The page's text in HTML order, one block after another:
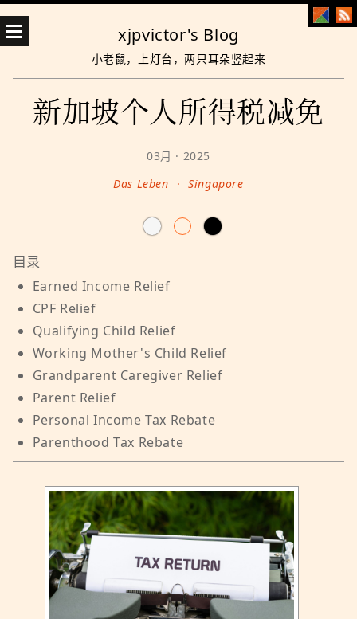
xjpvictor's Blog
小老鼠，上灯台，两只耳朵竖起来
新加坡个人所得税减免
03月 · 2025
Das Leben
· Singapore
Earned Income Relief
CPF Relief
Qualifying Child Relief
Working Mother's Child Relief
Grandparent Caregiver Relief
Parent Relief
Personal Income Tax Rebate
Parenthood Tax Rebate